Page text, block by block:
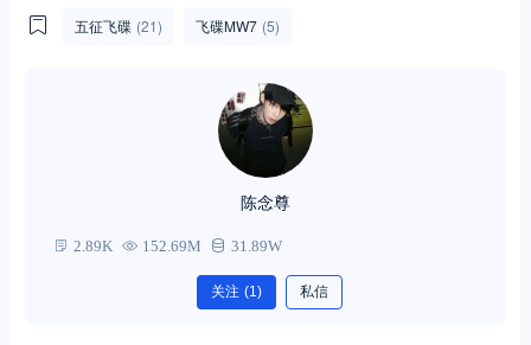
五征飞碟 (21) 飞碟MW7 (5)
陈念尊
2.89K 152.69M 31.89W
关注 (1) 私信